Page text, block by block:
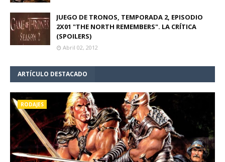
JUEGO DE TRONOS, TEMPORADA 2, EPISODIO
2X01 "THE NORTH REMEMBERS". LA CRÍTICA
(SPOILERS)
Abril 02, 2012
ARTÍCULO DESTACADO
RODAJES